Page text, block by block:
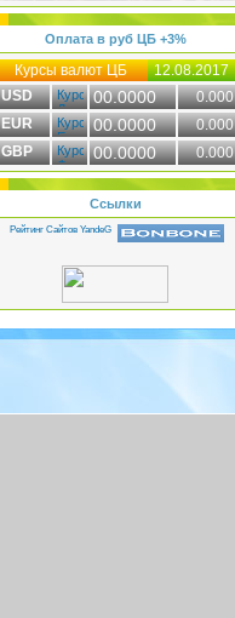
Оплата в руб ЦБ +3%
Курсы валют ЦБ
12.08.2017
USD
00.0000
0.000
EUR
00.0000
0.000
GBP
00.0000 0.000
Ссылки